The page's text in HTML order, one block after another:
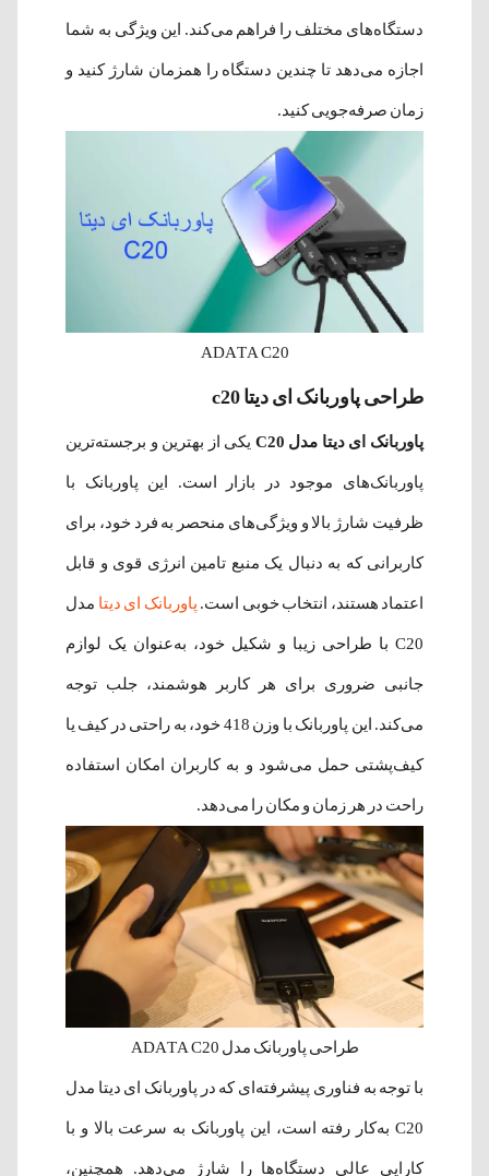
دستگاه‌های مختلف را فراهم می‌کند. این ویژگی به شما
اجازه می‌دهد تا چندین دستگاه را همزمان شارژ کنید و
زمان صرفه‌جویی کنید.
ADATA C20
طراحی پاوربانک ای دیتا c20
پاوربانک ای دیتا مدل C20 یکی از بهترین و برجسته‌ترین
پاوربانک‌های موجود در بازار است. این پاوربانک با
ظرفیت شارژ بالا و ویژگی‌های منحصر به فرد خود، برای
کاربرانی که به دنبال یک منبع تامین انرژی قوی و قابل
اعتماد هستند، انتخاب خوبی است. پاوربانک ای دیتا مدل
C20 با طراحی زیبا و شکیل خود، به‌عنوان یک لوازم
جانبی ضروری برای هر کاربر هوشمند، جلب توجه
می‌کند. این پاوربانک با وزن 418 خود، به راحتی در کیف یا
کیف‌پشتی حمل می‌شود و به کاربران امکان استفاده
راحت در هر زمان و مکان را می‌دهد.
طراحی پاوربانک مدل ADATA C20
با توجه به فناوری پیشرفته‌ای که در پاوربانک ای دیتا مدل
C20 به‌کار رفته است، این پاوربانک به سرعت بالا و با
کارایی عالی دستگاه‌ها را شارژ می‌دهد. همچنین،